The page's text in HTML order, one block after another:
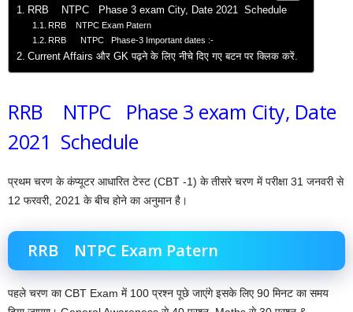
RRB NTPC Phase 3 exam City, Date 2021 Schedule
RRB NTPC Exam Patern
RRB NTPC Phase-3 Important dates :-
Current Affairs और GK पढ़ने के लिए नीचे दिए गए बटन पर क्लिक करें.
RRB NTPC Phase 3 exam City, Date
2021 Schedule
प्रथम चरण के कंप्यूटर आधारित टेस्ट (CBT -1) के तीसरे चरण में परीक्षा 31 जनवरी से
12 फरवरी, 2021 के बीच होने का अनुमान है।
RRB NTPC Exam Patern
पहले चरण का CBT Exam में 100 प्रश्न पूछे जाएंगे इसके लिए 90 मिनट का समय